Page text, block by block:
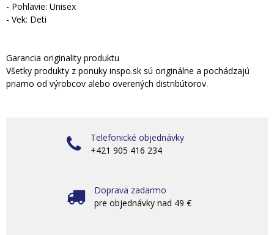
- Pohlavie: Unisex
- Vek: Deti
Garancia originality produktu
Všetky produkty z ponuky inspo.sk sú originálne a pochádzajú
priamo od výrobcov alebo overených distribútorov.
Telefonické objednávky
+421 905 416 234
Doprava zadarmo
pre objednávky nad 49 €